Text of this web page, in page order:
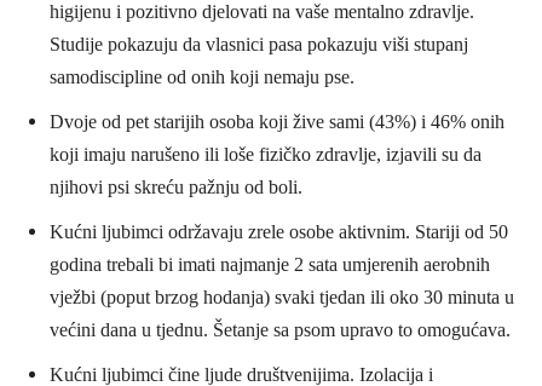
higijenu i pozitivno djelovati na vaše mentalno zdravlje.
Studije pokazuju da vlasnici pasa pokazuju viši stupanj
samodiscipline od onih koji nemaju pse.
Dvoje od pet starijih osoba koji žive sami (43%) i 46% onih
koji imaju narušeno ili loše fizičko zdravlje, izjavili su da
njihovi psi skreću pažnju od boli.
Kućni ljubimci održavaju zrele osobe aktivnim. Stariji od 50
godina trebali bi imati najmanje 2 sata umjerenih aerobnih
vježbi (poput brzog hodanja) svaki tjedan ili oko 30 minuta u
većini dana u tjednu. Šetanje sa psom upravo to omogućava.
Kućni ljubimci čine ljude društvenijima. Izolacija i